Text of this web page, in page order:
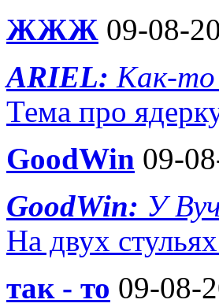
ЖЖЖ 09-08-
ARIEL: Как-то
Тема про
GoodWin 09-
GoodWin: У
На двух
так - то 09-08-